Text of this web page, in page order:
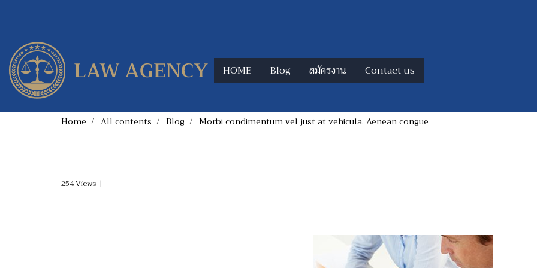
HOME Blog สมัครงาน Contact us
Home All contents Blog Morbi condimentum vel just at vehicula. Aenean congue
254 Views |